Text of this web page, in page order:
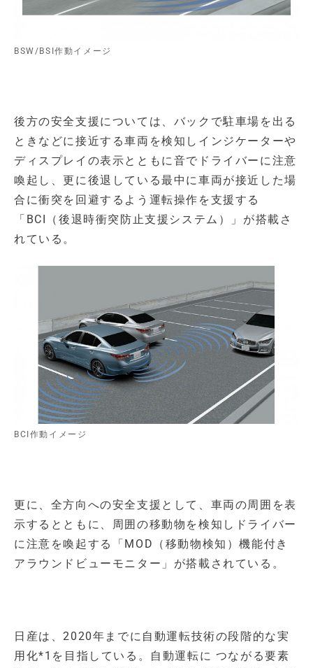
BSW/BSI作動イメージ
後方の安全支援については、バックで駐車場を出る
ときなどに接近する車両を検知しインジケーターや
ディスプレイの表示とともに音でドライバーに注意
喚起し、更に後退している最中に車両が接近した場
合に衝突を回避するよう運転操作を支援する
「BCI（後退時衝突防止支援システム）」が搭載さ
れている。
BCI作動イメージ
更に、全方向への安全支援として、車両の周囲を表
示するとともに、周囲の移動物を検知しドライバー
に注意を喚起する「MOD（移動物検知）機能付き
アラウンドビューモニター」が搭載されている。
日産は、2020年までに自動運転技術の段階的な実
用化*1 を目指している。自動運転に つながる要素